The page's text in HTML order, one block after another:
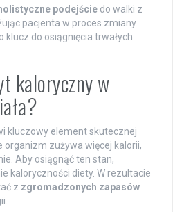
holistyczne podejście do walki z
pacjenta w proces zmiany
klucz do osiągnięcia trwałych
kaloryczny w
kluczowy element skutecznej
organizm zużywa więcej kalorii,
Aby osiągnąć ten stan,
kaloryczności diety. W rezultacie
z zgromadzonych zapasów